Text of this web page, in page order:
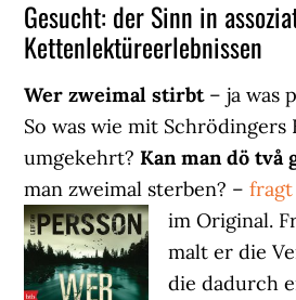
Gesucht: der Sinn in
Kettenlektüreerlebnissen
Wer zweimal stirbt– ja was
So was wie mit Schrödingers
umgekehrt?Kan man dö två
man zweimal sterben? –fragt
im Original.
malt er die
die dadurch